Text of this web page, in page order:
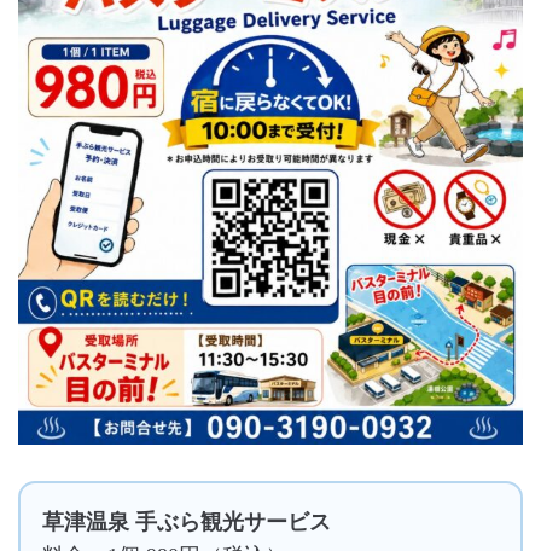
草津温泉 手ぶら観光サービス